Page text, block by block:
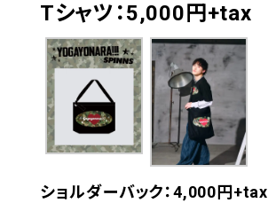
Tシャツ：5,000円+tax
ショルダーバック：4,000円+tax